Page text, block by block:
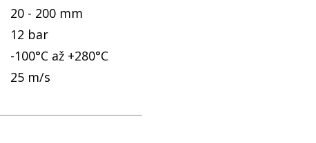
20 - 200 mm
12 bar
-100°C až +280°C
25 m/s